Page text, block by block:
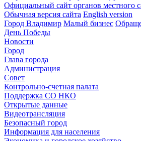
Официальный сайт органов местного
Обычная версия сайта English version
Город Владимир Малый бизнес
День Победы
Новости
Город
Глава города
Администрация
Совет
Контрольно-счетная палата
Поддержка СО НКО
Открытые данные
Видеотрансляция
Безопасный город
Информация для населения